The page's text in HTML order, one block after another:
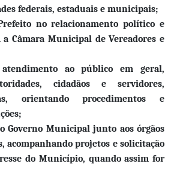
federais, estaduais e municipais;
no relacionamento político e
Câmara Municipal de Vereadores e
ao público em geral,
cidadãos e servidores,
orientando procedimentos e
Governo Municipal junto aos órgãos
acompanhando projetos e solicitação
do Município, quando assim for